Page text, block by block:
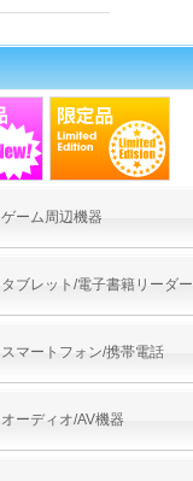
ゲーム周辺機器
タブレット/電子書籍リーダー
スマートフォン/携帯電話
オーディオ/AV機器